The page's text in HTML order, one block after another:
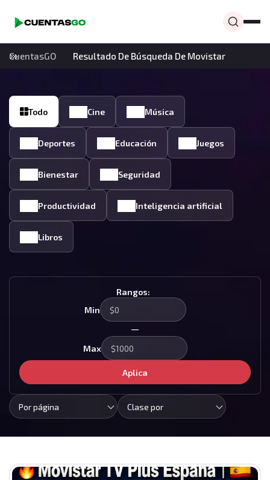
CuentasGO Resultado De Búsqueda De Movistar
Todo Cine Música
Deportes Educación Juegos
Bienestar Seguridad
Productividad Inteligencia artificial
Libros
Rangos:
Min
—
Max
Aplica
Por página Clase por